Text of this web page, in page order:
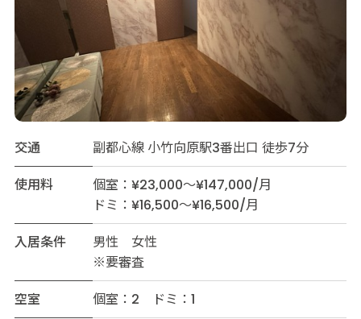
交通
副都心線 小竹向原駅3番出口 徒歩7分
使用料
個室：¥23,000～¥147,000/月
ドミ：¥16,500～¥16,500/月
入居条件
男性 女性
※要審査
空室
個室：2 ドミ：1